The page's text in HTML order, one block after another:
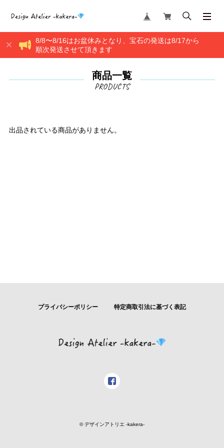
8/8〜8/16はお盆休みとなり、宝石の発送は8/17から
順次発送させて頂きます
商品一覧
出品されている商品がありません。
プライバシーポリシー 特定商取引法に基づく表記
© デザインアトリエ -kakera-